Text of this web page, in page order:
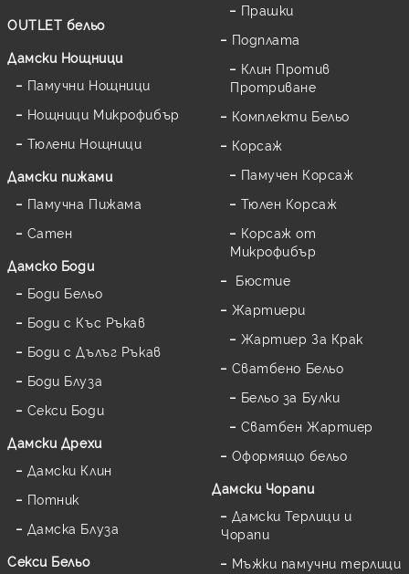
OUTLET бельо
Дамски Нощници
Памучни Нощници
Нощници Микрофибър
Тюлени Нощници
Дамски пижами
Памучна Пижама
Сатен
Дамскo Боди
Боди Бельо
Боди с Къс Ръкав
Боди с Дълъг Ръкав
Боди Блуза
Секси Боди
Дамски Дрехи
Дамски Клин
Потник
Дамска Блуза
Секси Бельо
Прашки
Подплата
Клин Против
Протриване
Комплекти Бельо
Корсаж
Памучен Корсаж
Тюлен Корсаж
Корсаж от
Микрофибър
Бюстие
Жартиери
Жартиер За Крак
Сватбено Бельо
Бельо за Булки
Сватбен Жартиер
Оформящо бельо
Дамски Чорапи
Дамски Терлици и
Чорапи
Мъжки памучни терлици